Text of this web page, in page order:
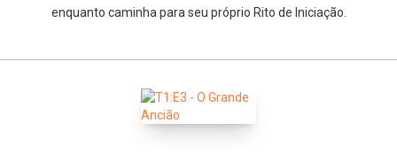
enquanto caminha para seu próprio Rito de Iniciação.